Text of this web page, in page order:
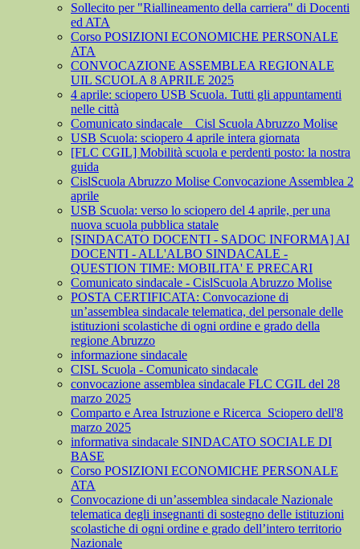
Sollecito per "Riallineamento della carriera" di Docenti
ed ATA
Corso POSIZIONI ECONOMICHE PERSONALE
ATA
CONVOCAZIONE ASSEMBLEA REGIONALE
UIL SCUOLA 8 APRILE 2025
4 aprile: sciopero USB Scuola. Tutti gli appuntamenti
nelle città
Comunicato sindacale _ Cisl Scuola Abruzzo Molise
USB Scuola: sciopero 4 aprile intera giornata
[FLC CGIL] Mobilità scuola e perdenti posto: la nostra
guida
CislScuola Abruzzo Molise Convocazione Assemblea 2
aprile
USB Scuola: verso lo sciopero del 4 aprile, per una
nuova scuola pubblica statale
[SINDACATO DOCENTI - SADOC INFORMA] AI
DOCENTI - ALL'ALBO SINDACALE -
QUESTION TIME: MOBILITA' E PRECARI
Comunicato sindacale - CislScuola Abruzzo Molise
POSTA CERTIFICATA: Convocazione di
un’assemblea sindacale telematica, del personale delle
istituzioni scolastiche di ogni ordine e grado della
regione Abruzzo
informazione sindacale
CISL Scuola - Comunicato sindacale
convocazione assemblea sindacale FLC CGIL del 28
marzo 2025
Comparto e Area Istruzione e Ricerca_Sciopero dell'8
marzo 2025
informativa sindacale SINDACATO SOCIALE DI
BASE
Corso POSIZIONI ECONOMICHE PERSONALE
ATA
Convocazione di un’assemblea sindacale Nazionale
telematica degli insegnanti di sostegno delle istituzioni
scolastiche di ogni ordine e grado dell’intero territorio
Nazionale